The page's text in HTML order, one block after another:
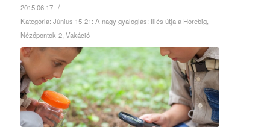
2015.06.17. /
Kategória: Június 15-21: A nagy gyaloglás: Illés útja a Hórebig,
Nézőpontok-2, Vakáció